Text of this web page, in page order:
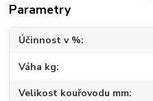
Parametry
Účinnost v %
Váha kg
Velikost kouřovodu mm